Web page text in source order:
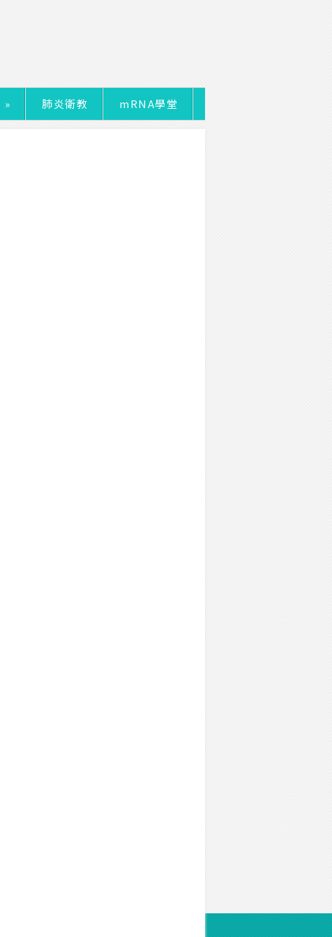
» 肺炎衛教 mRNA學堂